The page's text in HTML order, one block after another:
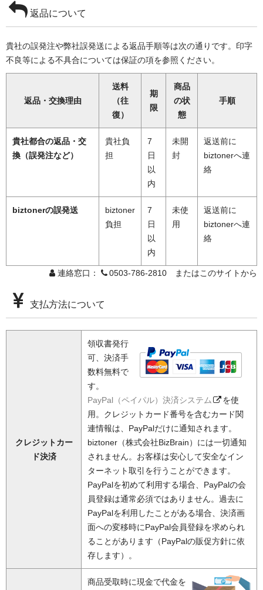
返品について
貴社の誤発注や弊社誤発送による返品手順等は次の通りです。印字
不良等による不具合については保証の項を参照ください。
返品・交換理由
送料
（往
復）
期
限
商品
の状
態
手順
貴社都合の返品・交
換（誤発注など）
貴社負
担
7
日
以
内
未開
封
返送前に
biztonerへ連
絡
biztonerの誤発送
biztoner
負担
7
日
以
内
未使
用
返送前に
biztonerへ連
絡
連絡窓口： 0503-786-2810 またはこのサイトから
支払方法について
クレジットカー
ド決済
領収書発行
可、決済手
数料無料で
す。
PayPal（ペイパル）決済システム
を使
用。クレジットカード番号を含むカード関
連情報は、PayPalだけに通知されます。
biztoner（株式会社BizBrain）には一切通知
されません。お客様は安心して安全なイン
ターネット取引を行うことができます。
PayPalを初めて利用する場合、PayPalの会
員登録は通常必須ではありません。過去に
PayPalを利用したことがある場合、決済画
面への変移時にPayPal会員登録を求められ
ることがあります（PayPalの販促方針に依
存します）。
商品受取時に現金で代金を